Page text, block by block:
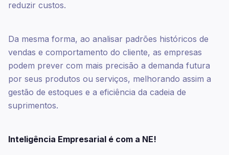
reduzir custos.
Da mesma forma, ao analisar padrões históricos de
vendas e comportamento do cliente, as empresas
podem prever com mais precisão a demanda futura
por seus produtos ou serviços, melhorando assim a
gestão de estoques e a eficiência da cadeia de
suprimentos.
Inteligência Empresarial é com a NE!